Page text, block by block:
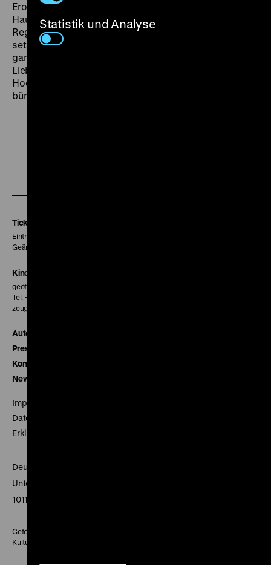
Eros-Bruder stürzt. Während beim Sex im „gelben
Haus“ alles erlaubt ist, herrschen für Gefühle strenge
Regeln: Wer sich verliebt oder gar Kinder in die Welt
setzen möchte, muss ausziehen. Tatsächlich ist die
ganze Vielfalt des Lebens präsent: Eifersucht und
Liebe, Schwangerschaft und Tod. Am Ende finden zwei
Hochzeiten statt, die Beziehungen werden somit in die
bürgerliche Welt überführt. (obr)
Tickets
Eintritt 5 €
Geänderte Preise sind im Programm vermerkt.
Kinokasse
geöffnet 30 Minuten vor Beginn der ersten Vorstellung
Tel. + 49 30 20304-770
zeughauskino@dhm.de
Autor*innen
Presse
Kontakt
Newsletter
Impressum
Datenschutz
Erklärung digitale Barrierefreiheit
Deutsches Historisches Museum
Unter den Linden 2
10117 Berlin
Gefördert mit Mitteln des Beauftragten der Bundesregierung für
Kultur und Medien
Statistik und Analyse